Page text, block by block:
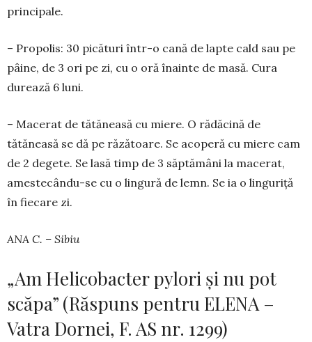
principale.
– Propolis: 30 picături într-o cană de lapte cald sau pe
pâine, de 3 ori pe zi, cu o oră înainte de masă. Cura
durează 6 luni.
– Macerat de tătăneasă cu miere. O rădăcină de
tătăneasă se dă pe răzătoare. Se acoperă cu miere cam
de 2 degete. Se lasă timp de 3 săptămâni la macerat,
amestecându-se cu o lingură de lemn. Se ia o linguriță
în fiecare zi.
ANA C. – Sibiu
„Am Helicobacter pylori şi nu pot
scăpa” (Răspuns pentru ELENA –
Vatra Dornei, F. AS nr. 1299)